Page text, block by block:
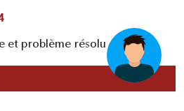
et problème résolu